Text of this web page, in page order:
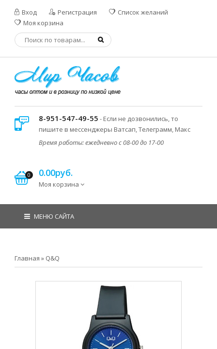
Вход Регистрация
Список желаний
Моя корзина
8-951-547-49-55 - Если не дозвонились, то
пишите в мессенджеры Ватсап, Телеграмм, Макс
Время работы: ежедневно с 08-00 до 17-00
0 0.00руб.
Моя корзина
МЕНЮ САЙТА
Главная » Q&Q